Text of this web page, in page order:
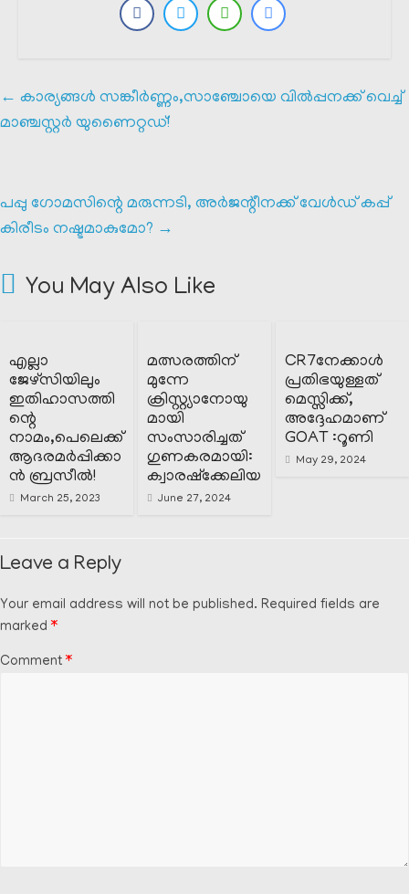
← കാര്യങ്ങൾ സങ്കീർണ്ണം,സാഞ്ചോയെ വിൽപ്പനക്ക് വെച്ച്
മാഞ്ചസ്റ്റർ യുണൈറ്റഡ്!
പപ്പു ഗോമസിന്റെ മരുന്നടി, അർജന്റീനക്ക് വേൾഡ് കപ്പ്
കിരീടം നഷ്ടമാകുമോ? →
You May Also Like
എല്ലാ
ജേഴ്സിയിലും
ഇതിഹാസത്തി
ന്റെ
നാമം,പെലെക്ക്
ആദരമർപ്പിക്കാ
ൻ ബ്രസീൽ!
March 25, 2023
മത്സരത്തിന്
മുന്നേ
ക്രിസ്റ്റ്യാനോയു
മായി
സംസാരിച്ചത്
ഗുണകരമായി:
ക്വാരഷ്ക്കേലിയ
June 27, 2024
CR7നേക്കാൾ
പ്രതിഭയുള്ളത്
മെസ്സിക്ക്,
അദ്ദേഹമാണ്
GOAT :റൂണി
May 29, 2024
Leave a Reply
Your email address will not be published. Required fields are
marked *
Comment *